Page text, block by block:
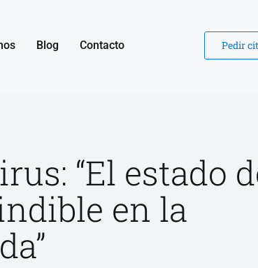
Blog Contacto Pedir
“El estado
en la